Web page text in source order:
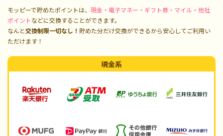
モッピーで貯めたポイントは、 現金・電子マネー・ギフト券・マイル・他社
ポイントなどに交換することができます。
なんと交換制限一切なし！ 貯めた分だけ交換ができるから安心してご利用い
ただけます！
現金系